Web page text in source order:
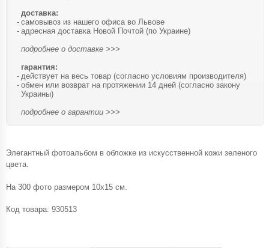
доставка:
самовывоз из нашего офиса во Львове
адресная доставка Новой Почтой (по Украине)
подробнее о доставке >>>
гарантия:
действует на весь товар (согласно условиям производителя)
обмен или возврат на протяжении 14 дней (согласно закону
Украины)
подробнее о гарантии >>>
Элегантный фотоальбом в обложке из искусственной кожи зеленого
цвета.
На 300 фото размером 10х15 см.
Код товара: 930513